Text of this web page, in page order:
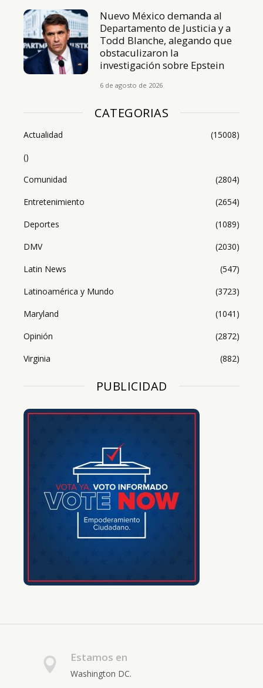
Nuevo México demanda al
Departamento de Justicia y a
Todd Blanche, alegando que
obstaculizaron la
investigación sobre Epstein
6 de agosto de 2026
CATEGORIAS
Actualidad
(15008)
()
Comunidad
(2804)
Entretenimiento
(2654)
Deportes
(1089)
DMV
(2030)
Latin News
(547)
Latinoamérica y Mundo
(3723)
Maryland
(1041)
Opinión
(2872)
Virginia
(882)
PUBLICIDAD
Estamos en
Washington DC.